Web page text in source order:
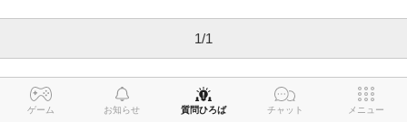
1/1
ゲーム お知らせ 質問ひろば チャット メニュー